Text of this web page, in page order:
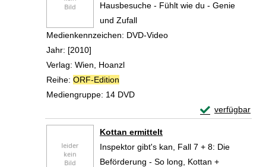
Hausbesuche - Fühlt wie du - Genie
und Zufall
Suche nach diesem Verfasser
Medienkennzeichen: DVD-Video
Jahr: [2010]
Verlag: Wien, Hoanzl
Reihe: ORF-Edition
Mediengruppe: 14 DVD
verfügbar
Exemplar-
Kottan ermittelt
Inspektor gibt's kan, Fall 7 + 8: Die
Beförderung - So long, Kottan +